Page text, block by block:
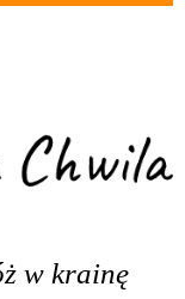
w krainę